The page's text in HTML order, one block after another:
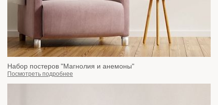
Набор постеров "Магнолия и анемоны"
Посмотреть подробнее